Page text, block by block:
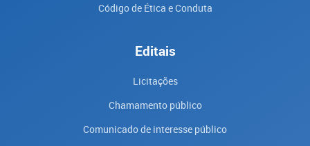
Código de Ética e Conduta
Editais
Licitações
Chamamento público
Comunicado de interesse público